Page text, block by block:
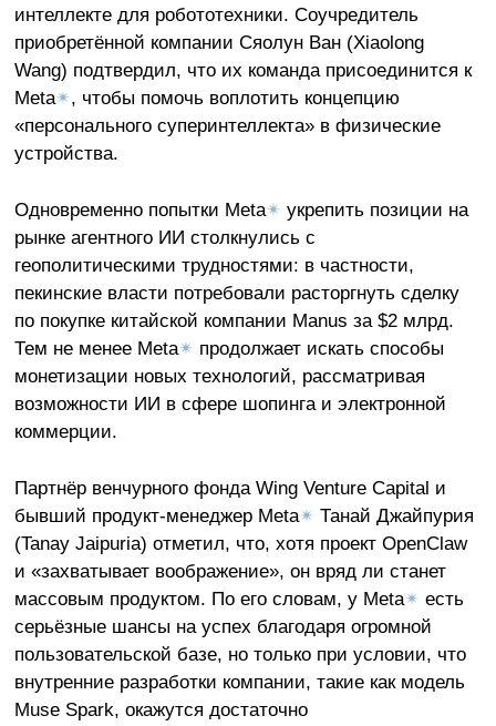
интеллекте для робототехники. Соучредитель
приобретённой компании Сяолун Ван (Xiaolong
Wang) подтвердил, что их команда присоединится к
Meta✴, чтобы помочь воплотить концепцию
«персонального суперинтеллекта» в физические
устройства.
Одновременно попытки Meta✴ укрепить позиции на
рынке агентного ИИ столкнулись с
геополитическими трудностями: в частности,
пекинские власти потребовали расторгнуть сделку
по покупке китайской компании Manus за $2 млрд.
Тем не менее Meta✴ продолжает искать способы
монетизации новых технологий, рассматривая
возможности ИИ в сфере шопинга и электронной
коммерции.
Партнёр венчурного фонда Wing Venture Capital и
бывший продукт-менеджер Meta✴ Танай Джайпурия
(Tanay Jaipuria) отметил, что, хотя проект OpenClaw
и «захватывает воображение», он вряд ли станет
массовым продуктом. По его словам, у Meta✴ есть
серьёзные шансы на успех благодаря огромной
пользовательской базе, но только при условии, что
внутренние разработки компании, такие как модель
Muse Spark, окажутся достаточно